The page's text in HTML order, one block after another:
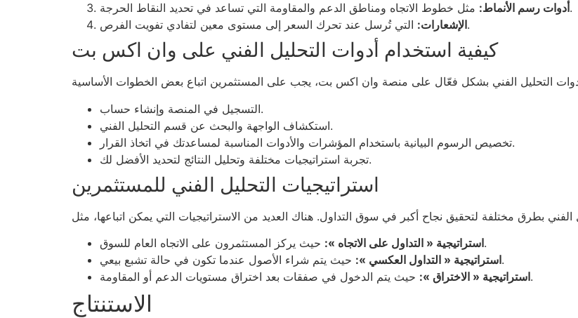
أدوات رسم الأنماط:مثل خطوط الاتجاه ومناطق الدعم والمقاومة التي تساعد في تحديد النقاط الحرجة.
الإشعارات:التي تُرسل عند تحرك السعر إلى مستوى معين لتفادي تفويت الفرص.
كيفية استخدام أدوات التحليل الفني على وان اكس بت
التسجيل في المنصة وإنشاء حساب.
استكشاف الواجهة والبحث عن قسم التحليل الفني.
تخصيص الرسوم البيانية باستخدام المؤشرات والأدوات المناسبة لمساعدتك في اتخاذ القرار.
تجربة استراتيجيات مختلفة وتحليل النتائج لتحديد الأفضل لك.
استراتيجيات التحليل الفني للمستثمرين
استراتيجية « التداول على الاتجاه »:حيث يركز المستثمرون على الاتجاه العام للسوق.
استراتيجية « التداول العكسي »:حيث يتم شراء الأصول عندما تكون في حالة تشبع بيعي.
استراتيجية « الاختراق »:حيث يتم الدخول في صفقات بعد اختراق مستويات الدعم أو المقاومة.
الاستنتاج